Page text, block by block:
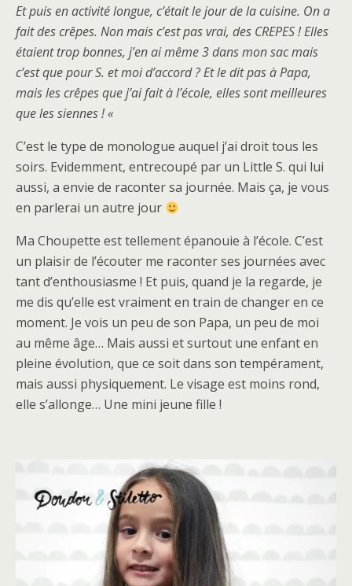
Et puis en activité longue, c’était le jour de la cuisine. On a
fait des crêpes. Non mais c’est pas vrai, des CREPES ! Elles
étaient trop bonnes, j’en ai même 3 dans mon sac mais
c’est que pour S. et moi d’accord ? Et le dit pas à Papa,
mais les crêpes que j’ai fait à l’école, elles sont meilleures
que les siennes ! «
C’est le type de monologue auquel j’ai droit tous les
soirs. Evidemment, entrecoupé par un Little S. qui lui
aussi, a envie de raconter sa journée. Mais ça, je vous
en parlerai un autre jour
Ma Choupette est tellement épanouie à l’école. C’est
un plaisir de l’écouter me raconter ses journées avec
tant d’enthousiasme ! Et puis, quand je la regarde, je
me dis qu’elle est vraiment en train de changer en ce
moment. Je vois un peu de son Papa, un peu de moi
au même âge… Mais aussi et surtout une enfant en
pleine évolution, que ce soit dans son tempérament,
mais aussi physiquement. Le visage est moins rond,
elle s’allonge… Une mini jeune fille !